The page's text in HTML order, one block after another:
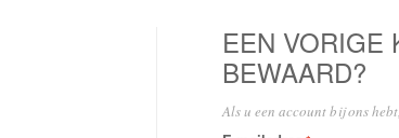
EEN VORIGE
BEWAARD?
Als u een account bij ons